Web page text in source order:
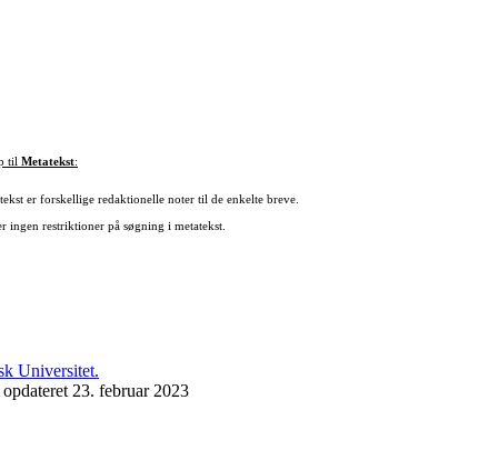
til Metatekst:
er forskellige redaktionelle noter til de enkelte breve.
ingen restriktioner på søgning i metatekst.
23. februar 2023